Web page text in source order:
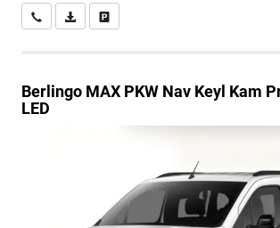
Wir rufen Sie anPDF-Datei, Fahrzeugexposé drucken
Berlingo MAX PKW Nav Keyl Kam
LED